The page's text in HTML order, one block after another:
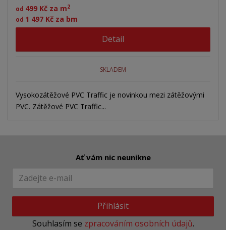
od 499 Kč za m2
od 1 497 Kč za bm
Detail
SKLADEM
Vysokozátěžové PVC Traffic je novinkou mezi zátěžovými
PVC. Zátěžové PVC Traffic...
Ať vám nic neunikne
Přihlásit
Souhlasím se zpracováním osobních údajů.